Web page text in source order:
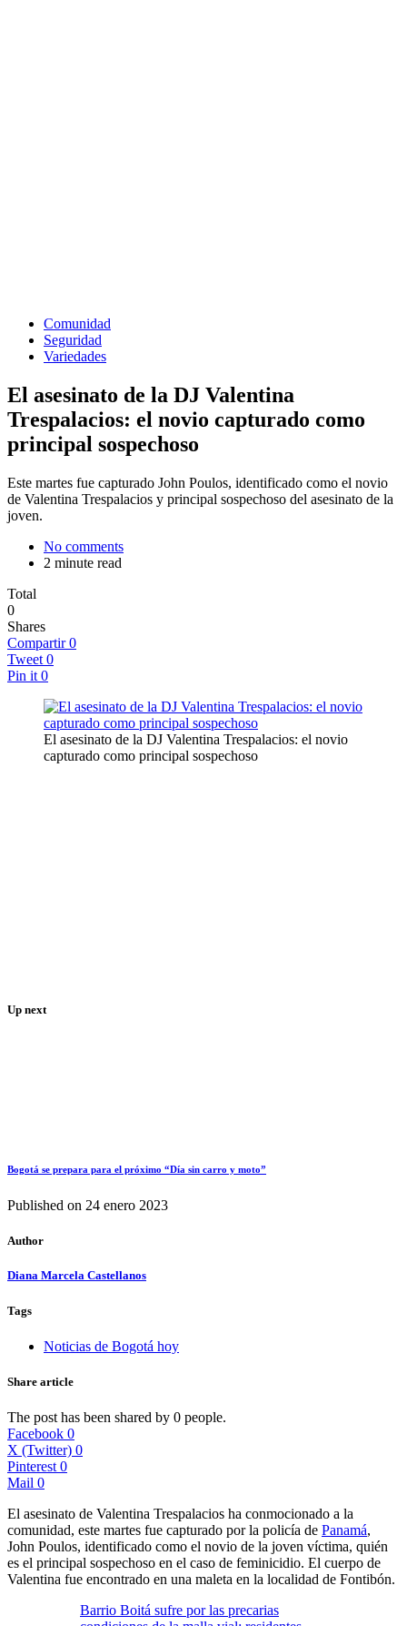
Comunidad
Seguridad
Variedades
El asesinato de la DJ Valentina
Trespalacios: el novio capturado como
principal sospechoso
Este martes fue capturado John Poulos, identificado como el novio
de Valentina Trespalacios y principal sospechoso del asesinato de la
joven.
No comments
2 minute read
Total
0
Shares
Compartir 0
Tweet 0
Pin it 0
El asesinato de la DJ Valentina Trespalacios: el novio
capturado como principal sospechoso
Up next
Bogotá se prepara para el próximo “Día sin carro y moto”
Published on 24 enero 2023
Author
Diana Marcela Castellanos
Tags
Noticias de Bogotá hoy
Share article
The post has been shared by 0 people.
Facebook 0
X (Twitter) 0
Pinterest 0
Mail 0
El asesinato de Valentina Trespalacios ha conmocionado a la
comunidad, este martes fue capturado por la policía de Panamá,
John Poulos, identificado como el novio de la joven víctima, quién
es el principal sospechoso en el caso de feminicidio. El cuerpo de
Valentina fue encontrado en una maleta en la localidad de Fontibón.
Barrio Boitá sufre por las precarias